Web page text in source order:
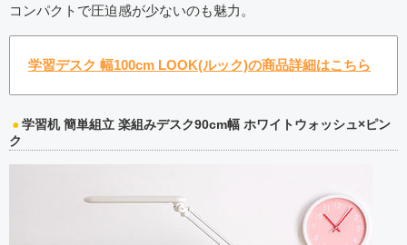
コンパクトで圧迫感が少ないのも魅力。
学習デスク 幅100cm LOOK(ルック)の商品詳細はこちら
学習机 簡単組立 楽組みデスク90cm幅 ホワイトウォッシュ×ピン
ク